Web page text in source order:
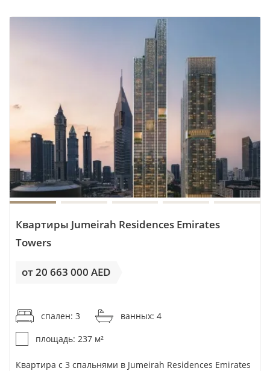
объекта и сценария выхода из сделки.
подбираем объекты в этом районе →
Квартиры Jumeirah Residences Emirates
Towers
от 20 663 000 AED
спален: 3
ванных: 4
площадь: 237 м²
Квартира с 3 спальнями в Jumeirah Residences Emirates